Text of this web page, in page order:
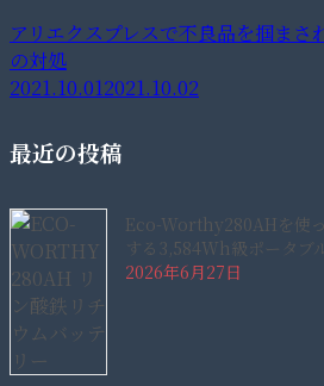
アリエクスプレスで不良品を掴まさ
の対処
2021.10.012021.10.02
最近の投稿
Eco-Worthy280AHを使
する3,584Wh級ポータブ
2026年6月27日